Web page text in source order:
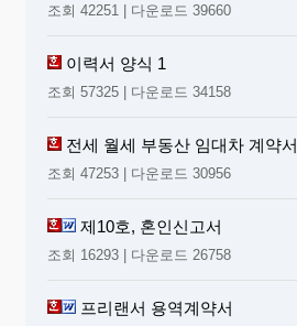
조회 42251 | 다운로드 39660
이력서 양식 1
조회 57325 | 다운로드 34158
전세 월세 부동산 임대차 계약서
조회 47253 | 다운로드 30956
제10호, 혼인신고서
조회 16293 | 다운로드 26758
프리랜서 용역계약서